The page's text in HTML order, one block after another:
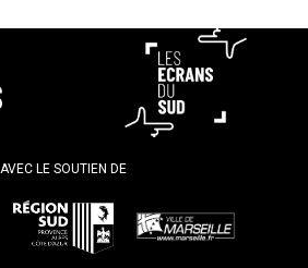
AVEC LE SOUTIEN DE